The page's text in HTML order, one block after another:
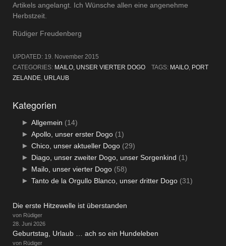
Artikels angelangt. Ich Wünsche allen eine angenehme
Herbstzeit.
Rüdiger Freudenberg
UPDATED: 19. November 2015
CATEGORIES: MAILO, UNSER VIERTER DOGO TAGS: MAILO, PORT
ZELANDE URLAUB
Kategorien
► Allgemein (14)
► Apollo, unser erster Dogo(1)
► Chico, unser aktueller Dogo(29)
► Diago, unser zweiter Dogo, unser Sorgenkind (1)
► Mailo, unser vierter Dogo(58)
► Tanto de la Orgullo Blanco, unser dritter Dogo(31)
Die erste Hitzewelle ist überstanden
von Rüdiger
28. Juni 2026
Geburtstag, Urlaub … ach so ein Hundeleben
von Rüdiger